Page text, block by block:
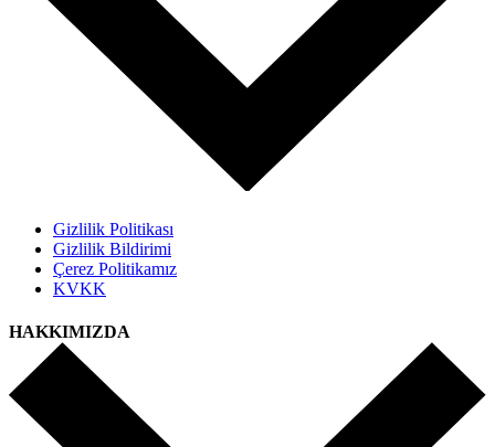
Gizlilik Politikası
Gizlilik Bildirimi
Çerez Politikamız
KVKK
HAKKIMIZDA